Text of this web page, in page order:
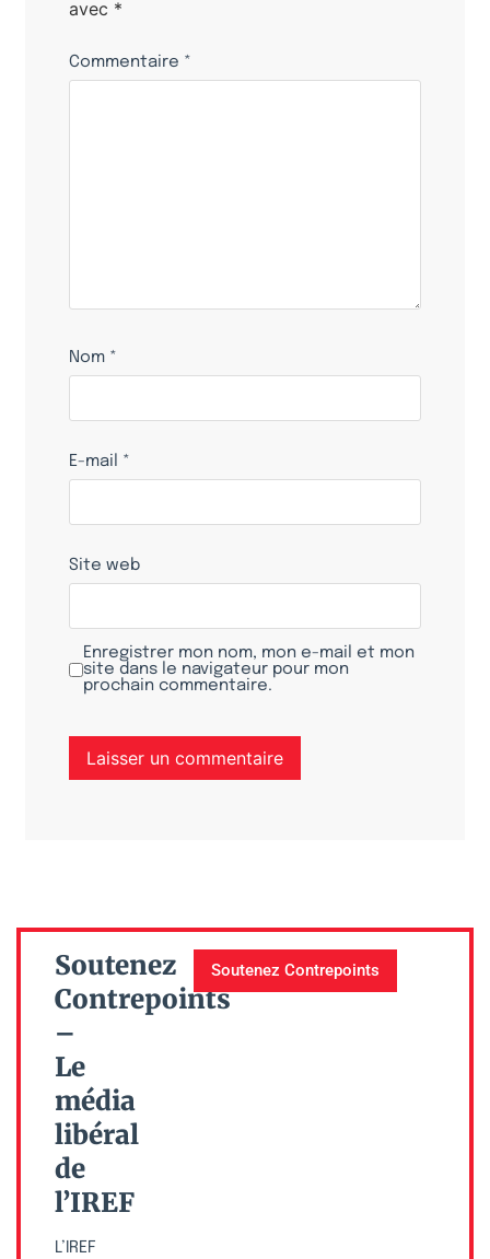
avec *
Commentaire *
Nom *
E-mail *
Site web
Enregistrer mon nom, mon e-mail et mon
site dans le navigateur pour mon
prochain commentaire.
Soutenez
Contrepoints
–
Le
média
libéral
de
l’IREF
L’IREF
Soutenez Contrepoints